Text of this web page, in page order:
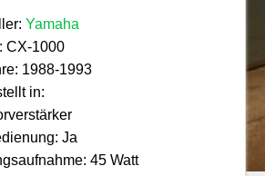
Yamaha
CX-1000
1988-1993
in:
Ja
45 Watt